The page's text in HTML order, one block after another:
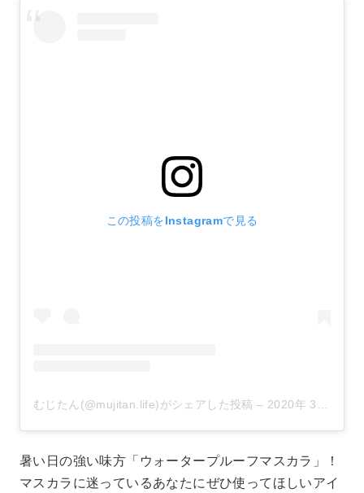
この投稿をInstagramで見る
むじたん(@mujitan.life)がシェアした投稿 – 2020年 3月月25日午後4時07分PDT
暑い日の強い味方「ウォータープルーフマスカラ」！
マスカラに迷っているあなたにぜひ使ってほしいアイ